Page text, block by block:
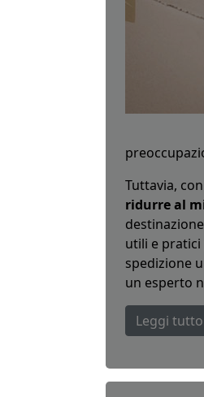
Tuttavia,
ridurre al
utili e
spedizione
un esperto
Leggi